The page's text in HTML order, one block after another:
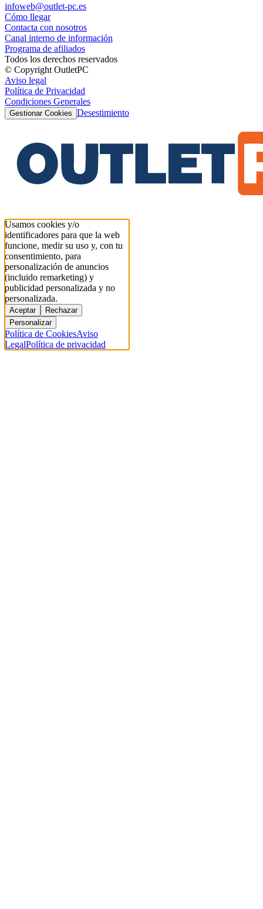
infoweb@outlet-pc.es
Cómo llegar
Contacta con nosotros
Canal interno de información
Programa de afiliados
Todos los derechos reservados
© Copyright OutletPC
Aviso legal
Política de Privacidad
Condiciones Generales
Gestionar Cookies Desestimiento
Usamos cookies y/o
identificadores para que la web
funcione, medir su uso y, con tu
consentimiento, para
personalización de anuncios
(incluido remarketing) y
publicidad personalizada y no
personalizada.
Aceptar
Rechazar
Personalizar
Política de CookiesAviso
LegalPolítica de privacidad